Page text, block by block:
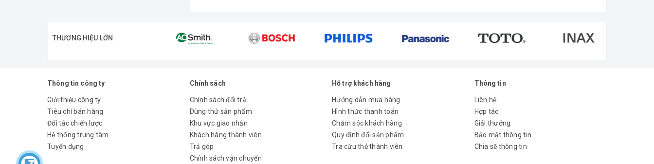
THƯƠNG HIỆU LỚN
Thông tin công ty
Giới thiệu công ty
Tiêu chí bán hàng
Đối tác chiến lược
Hệ thống trung tâm
Tuyển dụng
Chính sách
Chính sách đổi trả
Dùng thử sản phẩm
Khu vực giao nhận
Khách hàng thành viên
Trả góp
Chính sách vận chuyển
Hỗ trợ khách hàng
Hướng dẫn mua hàng
Hình thức thanh toán
Chăm sóc khách hàng
Quy định đổi sản phẩm
Tra cứu thẻ thành viên
Thông tin
Liên hệ
Hợp tác
Giải thưởng
Bảo mật thông tin
Chia sẽ thông tin